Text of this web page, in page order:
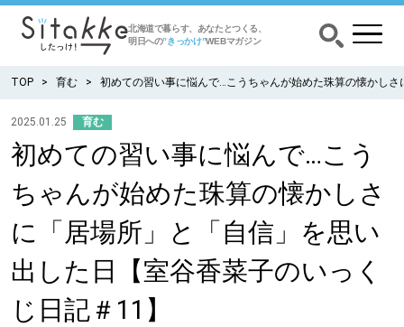
北海道で暮らす、あなたとつくる、
明日への”きっかけ”WEBマガジン
CATEGORY カテゴリー
食べる
暮らす
TOP 育む 初めての習い事に悩んで…こうちゃんが始めた珠算の懐かし
2025.01.25 育む
初めての習い事に悩んで…こう
ちゃんが始めた珠算の懐かしさ
に「居場所」と「自信」を思い
出した日【室谷香菜子のいっく
じ日記＃11】